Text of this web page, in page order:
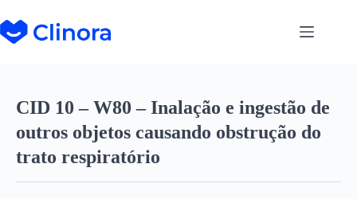
CID 10 – W80 – Inalação e ingestão de
outros objetos causando obstrução do
trato respiratório